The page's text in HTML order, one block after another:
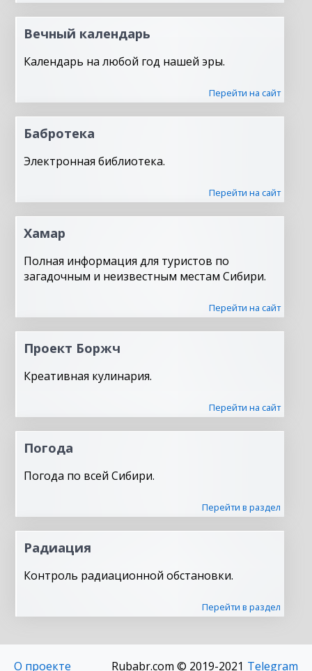
Вечный календарь
Календарь на любой год нашей эры.
Перейти на сайт
Бабротека
Электронная библиотека.
Перейти на сайт
Хамар
Полная информация для туристов по
загадочным и неизвестным местам Сибири.
Перейти на сайт
Проект Боржч
Креативная кулинария.
Перейти на сайт
Погода
Погода по всей Сибири.
Перейти в раздел
Радиация
Контроль радиационной обстановки.
Перейти в раздел
О проекте Rubabr.com © 2019-2021 Telegram